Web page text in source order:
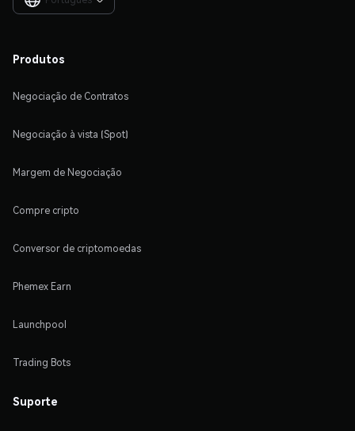
Produtos
Negociação de Contratos
Negociação à vista (Spot)
Margem de Negociação
Compre cripto
Conversor de criptomoedas
Phemex Earn
Launchpool
Trading Bots
Suporte